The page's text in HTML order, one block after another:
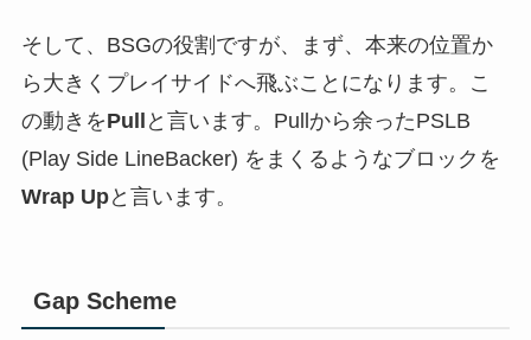
そして、BSGの役割ですが、まず、本来の位置か
ら大きくプレイサイドへ飛ぶことになります。こ
の動きをPull と言います。Pullから余ったPSLB
(Play Side LineBacker) をまくるようなブロックを
Wrap Upと言います。
Gap Scheme